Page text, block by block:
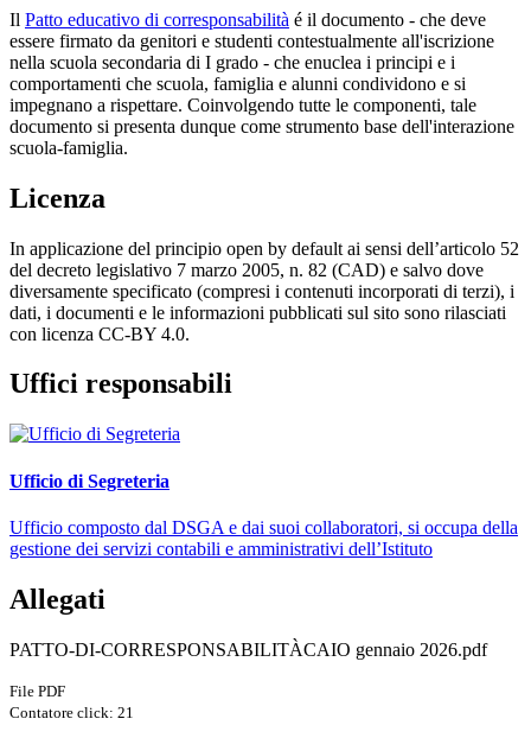
Il Patto educativo di corresponsabilità é il documento - che deve
essere firmato da genitori e studenti contestualmente all'iscrizione
nella scuola secondaria di I grado - che enuclea i principi e i
comportamenti che scuola, famiglia e alunni condividono e si
impegnano a rispettare. Coinvolgendo tutte le componenti, tale
documento si presenta dunque come strumento base dell'interazione
scuola-famiglia.
Licenza
In applicazione del principio open by default ai sensi dell’articolo 52
del decreto legislativo 7 marzo 2005, n. 82 (CAD) e salvo dove
diversamente specificato (compresi i contenuti incorporati di terzi), i
dati, i documenti e le informazioni pubblicati sul sito sono rilasciati
con licenza CC-BY 4.0.
Uffici responsabili
Ufficio di Segreteria
Ufficio composto dal DSGA e dai suoi collaboratori, si occupa della
gestione dei servizi contabili e amministrativi dell’Istituto
Allegati
PATTO-DI-CORRESPONSABILITÀCAIO gennaio 2026.pdf
File PDF
Contatore click: 21